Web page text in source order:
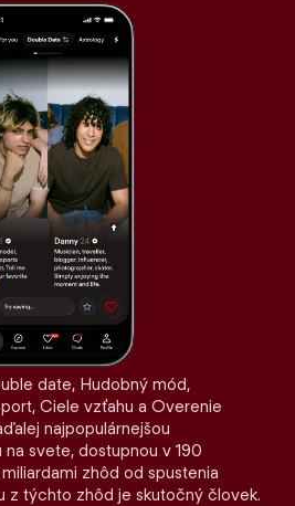
date, Hudobný mód,
Ciele vzťahu a Overenie
najpopulárnejšou
svete, dostupnou v 190
zhôd od spustenia
z týchto zhôd je skutočný človek.